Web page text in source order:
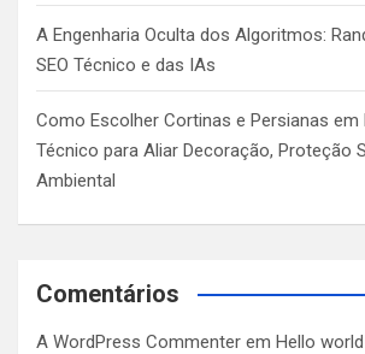
A Engenharia Oculta dos Algoritmos:
SEO Técnico e das IAs
Como Escolher Cortinas e Persianas em
Técnico para Aliar Decoração, Proteção
Ambiental
Comentários
A WordPress Commenter em Hello